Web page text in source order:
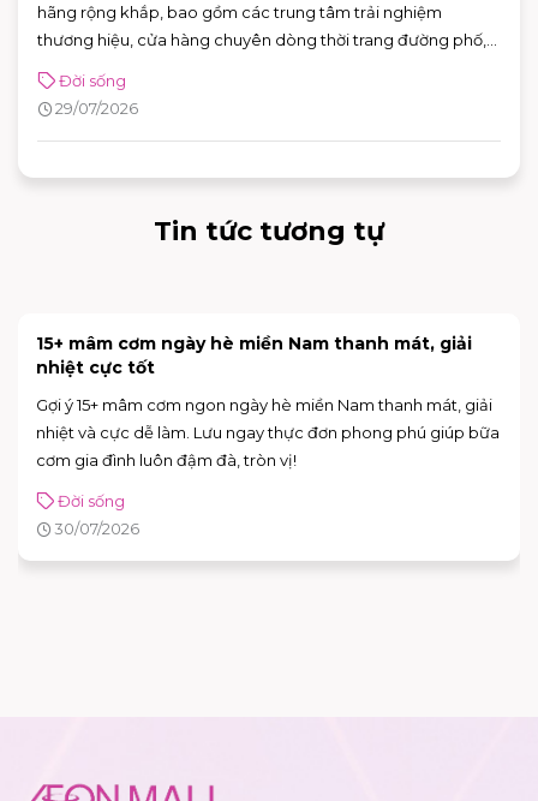
hãng rộng khắp, bao gồm các trung tâm trải nghiệm
thương hiệu, cửa hàng chuyên dòng thời trang đường phố,
hình và vị trí thuận tiện, khách hàng có thể dễ dàng tìm được
adidas chi nhánh phù hợp để mua sắm và trải nghiệm các
Đời sống
29/07/2026
Tin tức tương tự
Top 20+ quà tặng sinh nhật sếp nữ dưới 1 triệu tinh
tế & sang trọng
Gợi ý 20+ quà tặng sinh nhật sếp nữ dưới 1 triệu tinh tế, sang
trọng và ứng dụng cao. Xem ngay bí kíp chọn quà ghi điểm
tuyệt đối với sếp!
Đời sống
30/07/2026